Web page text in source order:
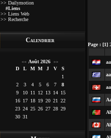
>> Dailymotion
#Liens
>> Liens Web
>> Recherche
Calendrier
<< Août 2026 >>
D L M M J V
S
1
2
3 4 5 6 7
8
9
10 11 12 13 14 15
16 17 18 19 20 21
22
23 24 25 26 27 28 29
30 31
Page : [1]